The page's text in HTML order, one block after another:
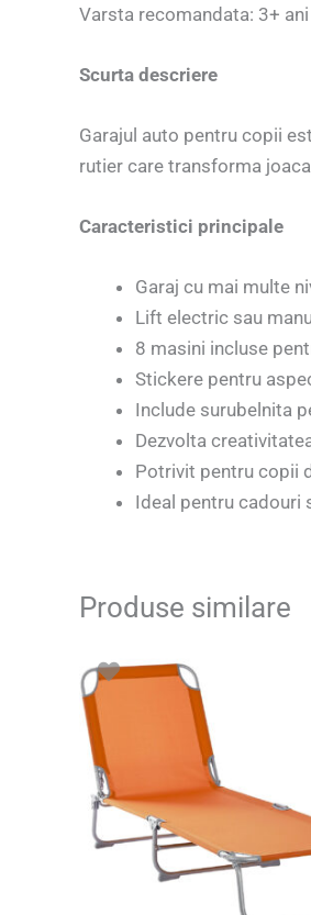
Varsta recomandata: 3+ ani
Scurta descriere
Garajul auto pentru copii
rutier care transforma
Caracteristici principale
Garaj cu mai multe
Lift electric sau
8 masini incluse
Stickere pentru
Include surubelnita
Dezvolta
Potrivit pentru copii
Ideal pentru cadouri
Produse similare
inițial
a
fost:
149.00 lei.